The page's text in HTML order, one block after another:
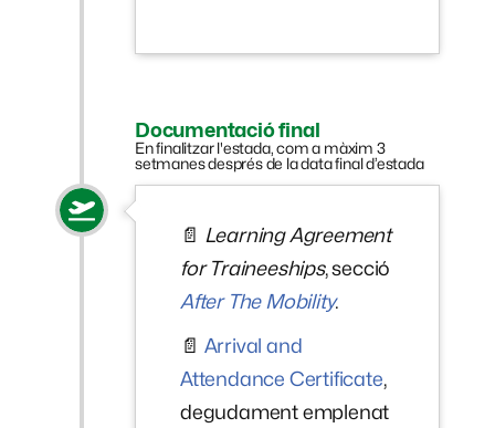
Documentació final
En finalitzar l'estada, com a màxim 3
setmanes després de la data final d’estada
📄 Learning Agreement
for Traineeships, secció
After The Mobility.
📄 Arrival and
Attendance Certificate,
degudament emplenat